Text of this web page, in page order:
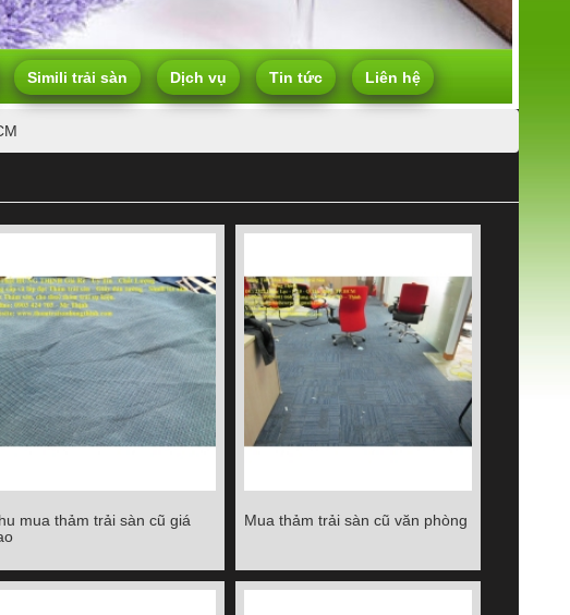
Simili trải sàn Dịch vụ Tin tức Liên hệ
mua thảm trải sàn cũ giá cao
mua thảm trải sàn cũ giá
Mua thảm trải sàn cũ văn phòng
Mua thảm trải sàn cũ văn phòng